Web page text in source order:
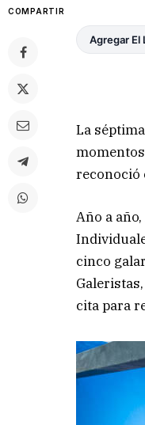
COMPARTIR
Agregar El
La
reconoció
Año a
cinco
cita para